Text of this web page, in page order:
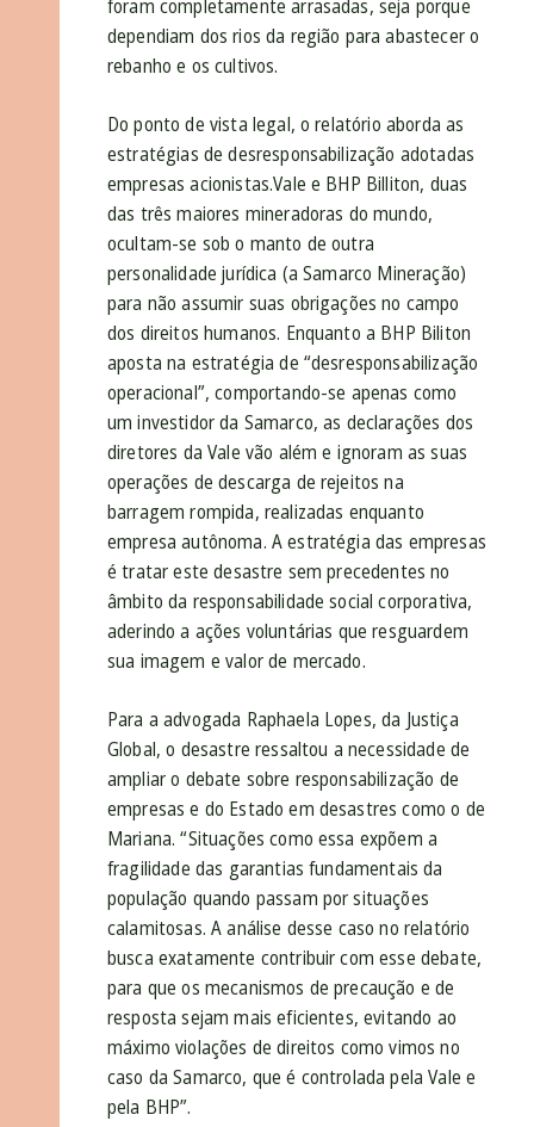
foram completamente arrasadas, seja porque
dependiam dos rios da região para abastecer o
rebanho e os cultivos.
Do ponto de vista legal, o relatório aborda as
estratégias de desresponsabilização adotadas
empresas acionistas.Vale e BHP Billiton, duas
das três maiores mineradoras do mundo,
ocultam-se sob o manto de outra
personalidade jurídica (a Samarco Mineração)
para não assumir suas obrigações no campo
dos direitos humanos. Enquanto a BHP Biliton
aposta na estratégia de “desresponsabilização
operacional”, comportando-se apenas como
um investidor da Samarco, as declarações dos
diretores da Vale vão além e ignoram as suas
operações de descarga de rejeitos na
barragem rompida, realizadas enquanto
empresa autônoma. A estratégia das empresas
é tratar este desastre sem precedentes no
âmbito da responsabilidade social corporativa,
aderindo a ações voluntárias que resguardem
sua imagem e valor de mercado.
Para a advogada Raphaela Lopes, da Justiça
Global, o desastre ressaltou a necessidade de
ampliar o debate sobre responsabilização de
empresas e do Estado em desastres como o de
Mariana. “Situações como essa expõem a
fragilidade das garantias fundamentais da
população quando passam por situações
calamitosas. A análise desse caso no relatório
busca exatamente contribuir com esse debate,
para que os mecanismos de precaução e de
resposta sejam mais eficientes, evitando ao
máximo violações de direitos como vimos no
caso da Samarco, que é controlada pela Vale e
pela BHP”.